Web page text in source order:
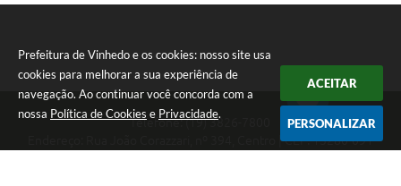
Prefeitura de Vinhedo e os cookies: nosso site usa
cookies para melhorar a sua experiência de
navegação. Ao continuar você concorda com a
nossa Política de Cookies e Privacidade.
ACEITAR
PERSONALIZAR
Telefone: (19) 3826-7800
Endereço: Rua João Corazzari, nº 394, Centro | CEP: 13280-091